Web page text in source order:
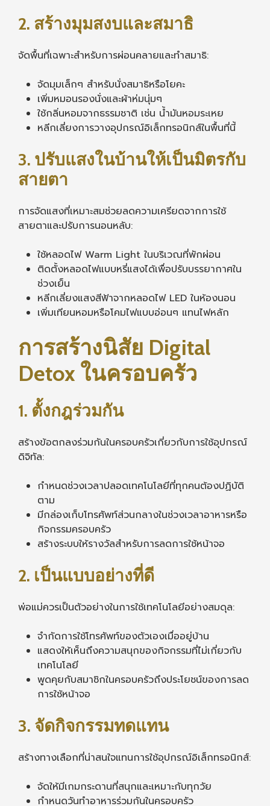
2. สร้างมุมสงบและสมาธิ
จัดพื้นที่เฉพาะสำหรับการผ่อนคลายและทำสมาธิ:
จัดมุมเล็กๆ สำหรับนั่งสมาธิหรือโยคะ
เพิ่มหมอนรองนั่งและผ้าห่มนุ่มๆ
ใช้กลิ่นหอมจากธรรมชาติ เช่น น้ำมันหอมระเหย
หลีกเลี่ยงการวางอุปกรณ์อิเล็กทรอนิกส์ในพื้นที่นี้
3. ปรับแสงในบ้านให้เป็นมิตรกับ
สายตา
การจัดแสงที่เหมาะสมช่วยลดความเครียดจากการใช้
สายตาและปรับการนอนหลับ:
ใช้หลอดไฟ Warm Light ในบริเวณที่พักผ่อน
ติดตั้งหลอดไฟแบบหรี่แสงได้เพื่อปรับบรรยากาศใน
ช่วงเย็น
หลีกเลี่ยงแสงสีฟ้าจากหลอดไฟ LED ในห้องนอน
เพิ่มเทียนหอมหรือโคมไฟแบบอ่อนๆ แทนไฟหลัก
การสร้างนิสัย Digital
Detox ในครอบครัว
1. ตั้งกฎร่วมกัน
สร้างข้อตกลงร่วมกันในครอบครัวเกี่ยวกับการใช้อุปกรณ์
ดิจิทัล:
กำหนดช่วงเวลาปลอดเทคโนโลยีที่ทุกคนต้องปฏิบัติ
ตาม
มีกล่องเก็บโทรศัพท์ส่วนกลางในช่วงเวลาอาหารหรือ
กิจกรรมครอบครัว
สร้างระบบให้รางวัลสำหรับการลดการใช้หน้าจอ
2. เป็นแบบอย่างที่ดี
พ่อแม่ควรเป็นตัวอย่างในการใช้เทคโนโลยีอย่างสมดุล:
จำกัดการใช้โทรศัพท์ของตัวเองเมื่ออยู่บ้าน
แสดงให้เห็นถึงความสนุกของกิจกรรมที่ไม่เกี่ยวกับ
เทคโนโลยี
พูดคุยกับสมาชิกในครอบครัวถึงประโยชน์ของการลด
การใช้หน้าจอ
3. จัดกิจกรรมทดแทน
สร้างทางเลือกที่น่าสนใจแทนการใช้อุปกรณ์อิเล็กทรอนิกส์:
จัดให้มีเกมกระดานที่สนุกและเหมาะกับทุกวัย
กำหนดวันทำอาหารร่วมกันในครอบครัว